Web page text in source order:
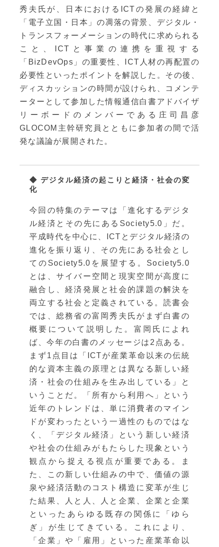
秀夫氏が、日本におけるICTの発展の経緯と
「電子立国・日本」の凋落の背景、デジタル・
トランスフォーメーションの時代に求められる
こと、ICTと事業の連携を重視する
「BizDevOps」の重要性、ICT人材の再配置の
必要性といったポイントを解説した。その後、
ディスカッションの時間が設けられ、コメンテ
ーターとして参加した情報通信白書アドバイザ
リーボードのメンバーである庄司昌彦
GLOCOM主幹研究員とともに参加者の間で活
発な議論が展開された。
◆ デジタル経済の起こりと経済・社会の変
化
今回の特集のテーマは「進化するデジタ
ル経済とその先にあるSociety5.0」だ。
平成時代を中心に、ICTとデジタル経済の
進化を振り返り、その先にある社会とし
てのSociety5.0を展望する。Society5.0
とは、サイバー空間と現実空間が高度に
融合し、経済発展と社会的課題の解決を
両立する社会と定義されている。読書会
では、総務省の富岡秀夫氏がまず白書の
概要について説明した。富岡氏によれ
ば、今年の白書のメッセージは2点ある。
まず1点目は「ICTが産業革命以来の伝統
的な資本主義の原理とは異なる新しい経
済・社会の仕組みを生み出している」と
いうことだ。「所有から利用へ」という
近年のトレンドは、単に消費者のマイン
ドが変わったという一過性のものではな
く、「デジタル経済」という新しい経済
や社会の仕組みがもたらした現象という
観点から捉える視点が重要である。ま
た、この新しい仕組みの中で、価値の源
泉や経済活動のコスト構造に変革が生じ
た結果、人と人、人と企業、企業と企業
といったあらゆる既存の関係に「ゆら
ぎ」が生じてきている。これにより、
「企業」や「雇用」といった産業革命以